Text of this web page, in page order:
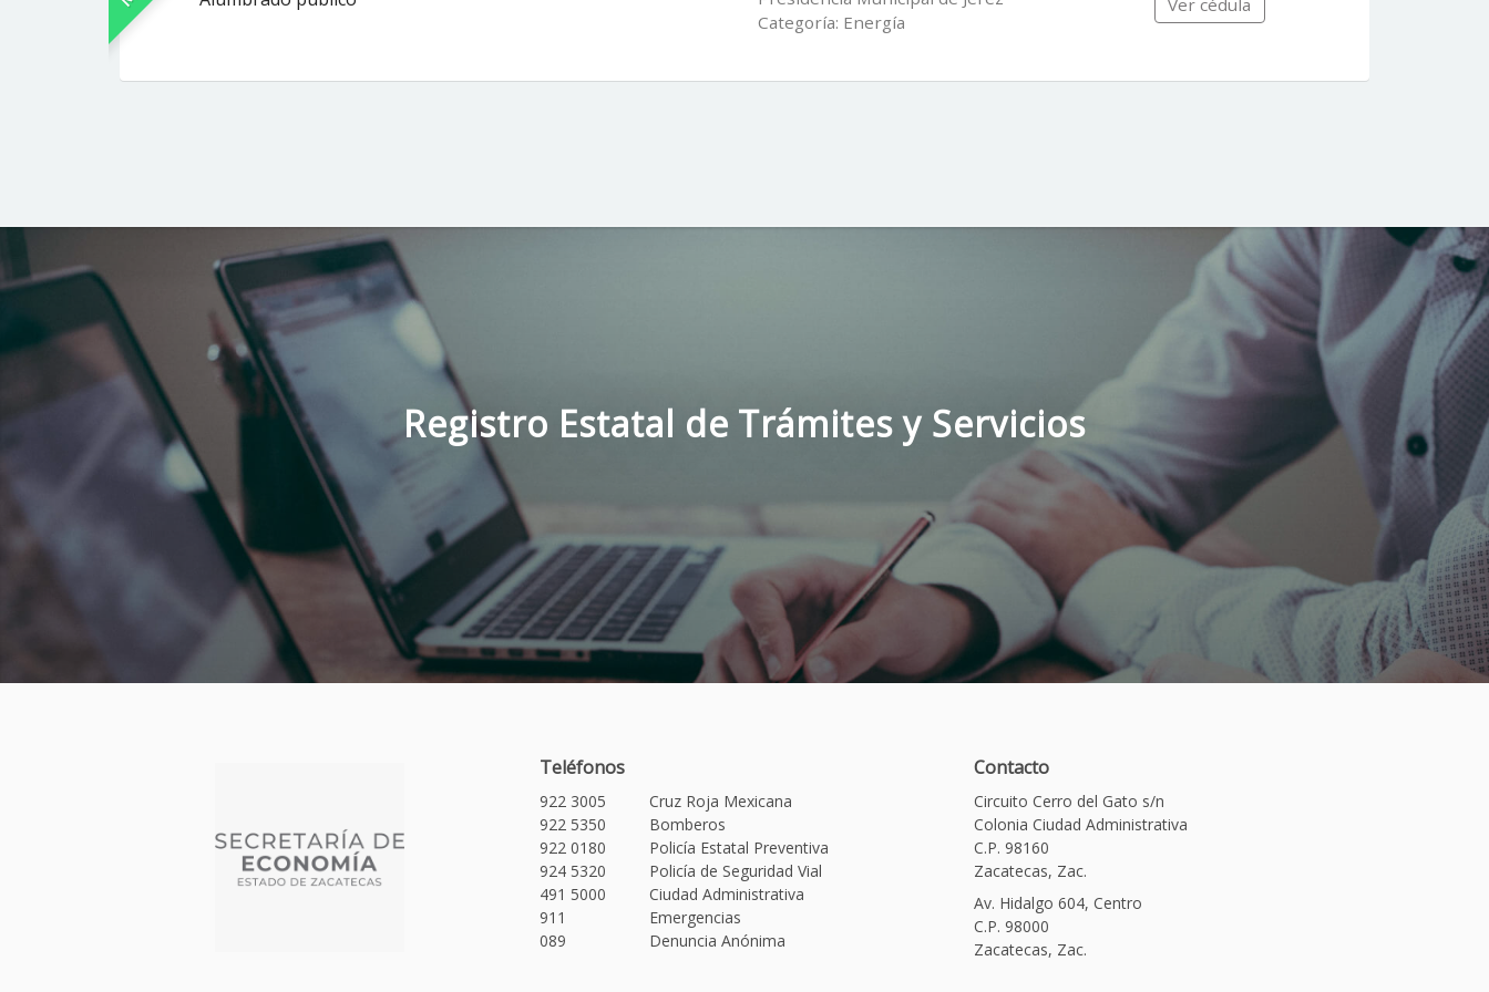
Categoría: Energía
Ver cédula
Registro Estatal de Trámites y Servicios
Teléfonos
922 3005
Cruz Roja Mexicana
922 5350
Bomberos
922 0180
Policía Estatal Preventiva
924 5320
Policía de Seguridad Vial
491 5000
Ciudad Administrativa
911
Emergencias
089
Denuncia Anónima
Contacto
Circuito Cerro del Gato s/n
Colonia Ciudad Administrativa
C.P. 98160
Zacatecas, Zac.
Av. Hidalgo 604, Centro
C.P. 98000
Zacatecas, Zac.